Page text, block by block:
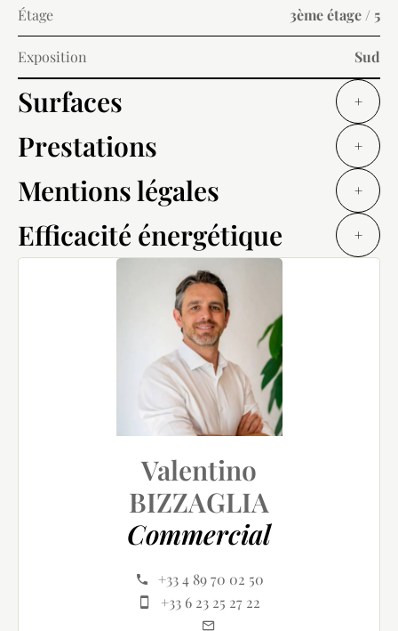
Étage 3ème étage / 5
Exposition Sud
Surfaces +
Prestations +
Mentions légales +
Efficacité énergétique +
Valentino
BIZZAGLIA
Commercial
+33 4 89 70 02 50
+33 6 23 25 27 22